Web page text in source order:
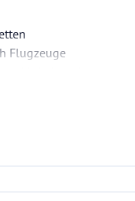
Flugzeuge
und professionell